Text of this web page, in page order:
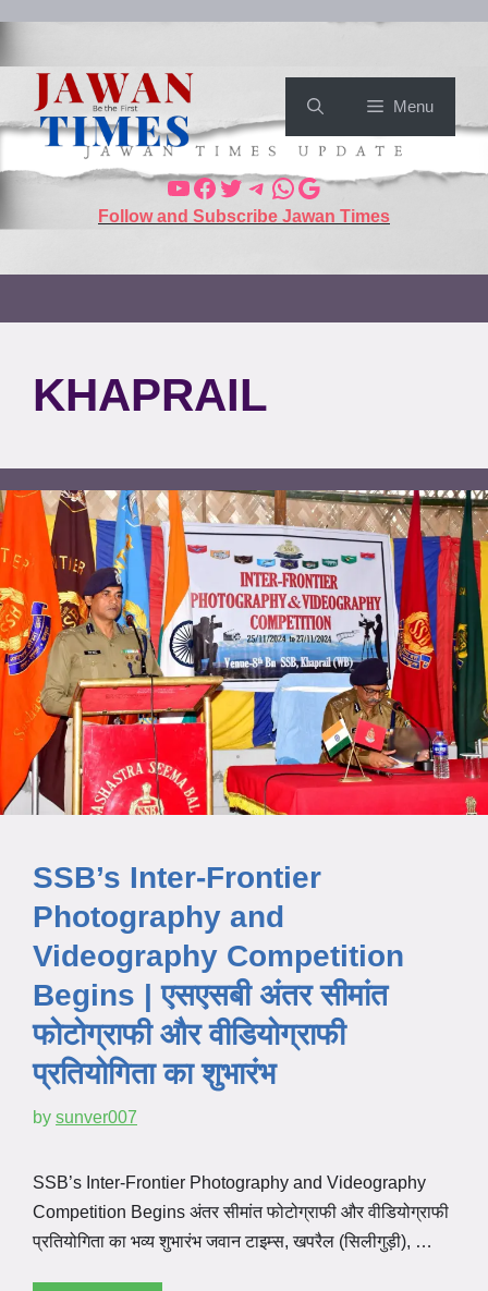
Menu
Follow and Subscribe Jawan Times
KHAPRAIL
SSB’s Inter-Frontier
Photography and
Videography Competition
Begins | एसएसबी अंतर सीमांत
फोटोग्राफी और वीडियोग्राफी
प्रतियोगिता का शुभारंभ
by sunver007
SSB’s Inter-Frontier Photography and Videography
Competition Begins अंतर सीमांत फोटोग्राफी और वीडियोग्राफी
प्रतियोगिता का भव्य शुभारंभ जवान टाइम्स, खपरैल (सिलीगुड़ी), …